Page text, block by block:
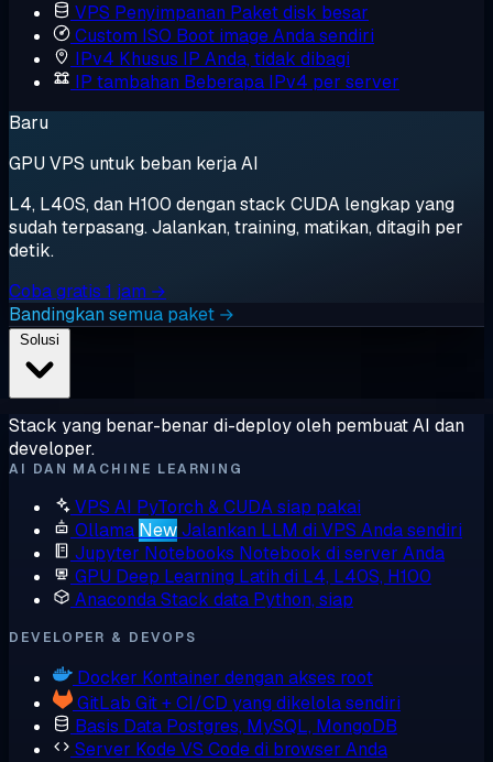
VPS Penyimpanan Paket disk besar
Custom ISO Boot image Anda sendiri
IPv4 Khusus IP Anda, tidak dibagi
IP tambahan Beberapa IPv4 per server
Baru
GPU VPS untuk beban kerja AI
L4, L40S, dan H100 dengan stack CUDA lengkap yang
sudah terpasang. Jalankan, training, matikan, ditagih per
detik.
Coba gratis 1 jam →
Bandingkan semua paket →
Stack yang benar-benar di-deploy oleh pembuat AI dan
developer.
AI DAN MACHINE LEARNING
VPS AI PyTorch & CUDA siap pakai
Ollama NewJalankan LLM di VPS Anda sendiri
Jupyter Notebooks Notebook di server Anda
GPU Deep Learning Latih di L4, L40S, H100
AnacondaStack data Python, siap
DEVELOPER & DEVOPS
Docker Kontainer dengan akses root
GitLab Git + CI/CD yang dikelola sendiri
Basis Data Postgres, MySQL, MongoDB
Server KodeVS Code di browser Anda